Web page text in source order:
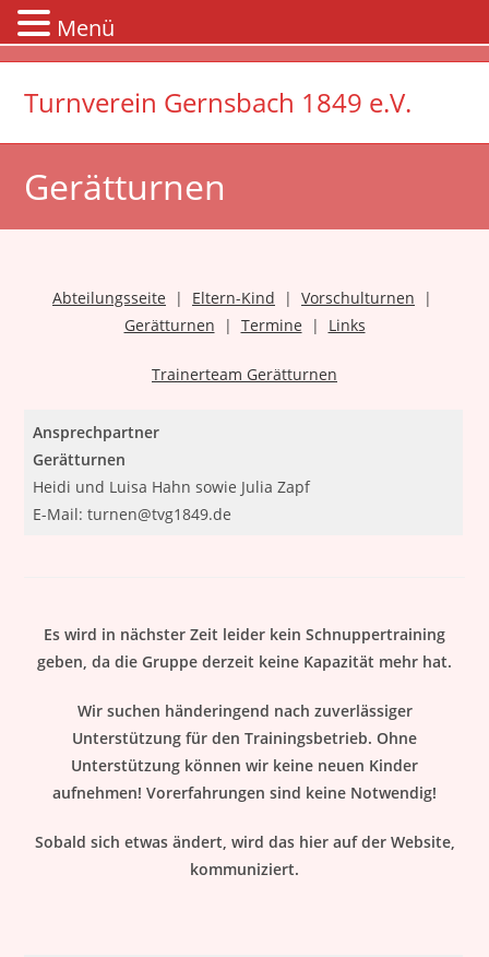
Zum
springen
Turnverein Gernsbach 1849 e.V.
Gerätturnen
Abteilungsseite | Eltern-Kind | Vorschulturnen |
Gerätturnen | Termine | Links
Trainerteam Gerätturnen
Ansprechpartner
Gerätturnen
Heidi und Luisa Hahn sowie Julia Zapf
E-Mail: turnen@tvg1849.de
Es wird in nächster Zeit leider kein Schnuppertraining
geben, da die Gruppe derzeit keine Kapazität mehr hat.
Wir suchen händeringend nach zuverlässiger
Unterstützung für den Trainingsbetrieb. Ohne
Unterstützung können wir keine neuen Kinder
aufnehmen! Vorerfahrungen sind keine Notwendig!
Sobald sich etwas ändert, wird das hier auf der Website,
kommuniziert.
Menü